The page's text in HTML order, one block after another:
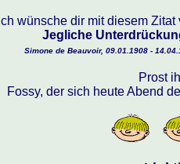
Ich wünsche dir mit diesem
Jegliche
Simone de Beauvoir, 09.01.1908 -
Prost
Fossy, der sich heute Abend